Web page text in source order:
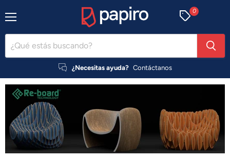
¿Necesitas ayuda? Contáctanos
0